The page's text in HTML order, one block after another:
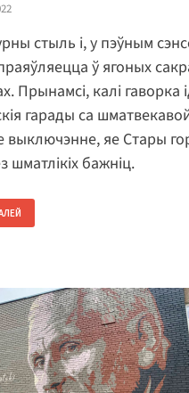
стыль і, у пэўным
ў ягоных
Прынамсі, калі гаворка
гарады са
выключэнне, яе Стары
шматлікіх бажніц.